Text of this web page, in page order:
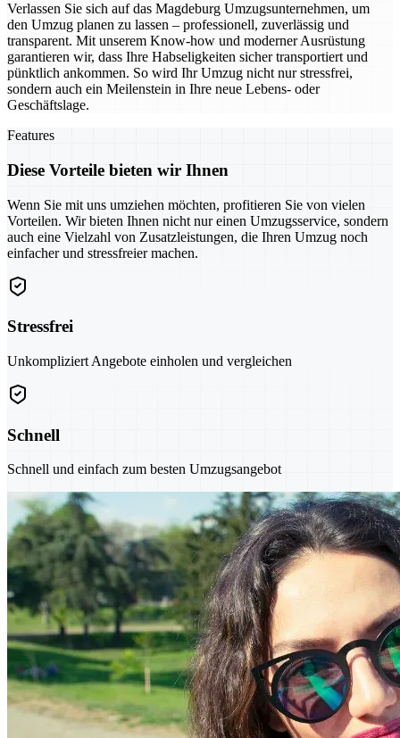
Verlassen Sie sich auf das Magdeburg Umzugsunternehmen, um
den Umzug planen zu lassen – professionell, zuverlässig und
transparent. Mit unserem Know-how und moderner Ausrüstung
garantieren wir, dass Ihre Habseligkeiten sicher transportiert und
pünktlich ankommen. So wird Ihr Umzug nicht nur stressfrei,
sondern auch ein Meilenstein in Ihre neue Lebens- oder
Geschäftslage.
Features
Diese Vorteile bieten wir Ihnen
Wenn Sie mit uns umziehen möchten, profitieren Sie von vielen
Vorteilen. Wir bieten Ihnen nicht nur einen Umzugsservice, sondern
auch eine Vielzahl von Zusatzleistungen, die Ihren Umzug noch
einfacher und stressfreier machen.
Stressfrei
Unkompliziert Angebote einholen und vergleichen
Schnell
Schnell und einfach zum besten Umzugsangebot